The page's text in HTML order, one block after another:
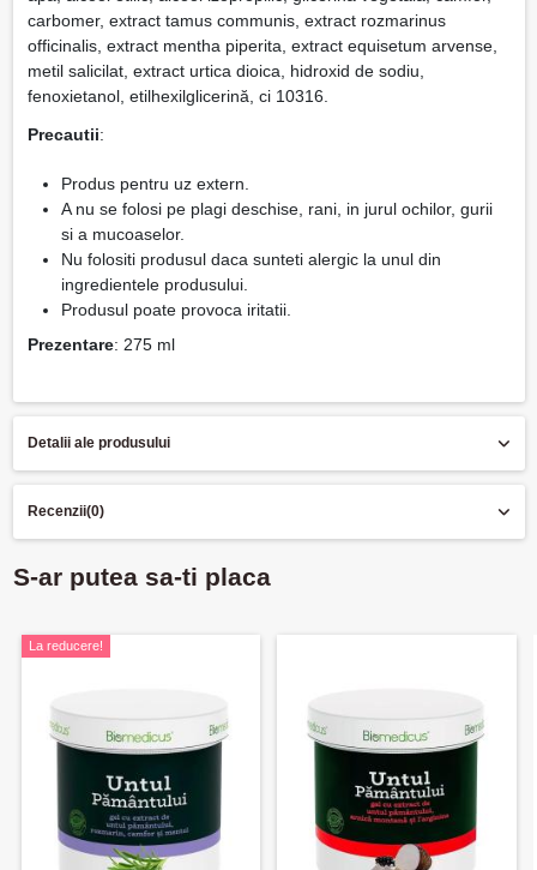
carbomer, extract tamus communis, extract rozmarinus
officinalis, extract mentha piperita, extract equisetum arvense,
metil salicilat, extract urtica dioica, hidroxid de sodiu,
fenoxietanol, etilhexilglicerină, ci 10316.
Precautii:
Produs pentru uz extern.
A nu se folosi pe plagi deschise, rani, in jurul ochilor, gurii
si a mucoaselor.
Nu folositi produsul daca sunteti alergic la unul din
ingredientele produsului.
Produsul poate provoca iritatii.
Prezentare: 275 ml
Detalii ale produsului
Recenzii(0)
S-ar putea sa-ti placa
La reducere!